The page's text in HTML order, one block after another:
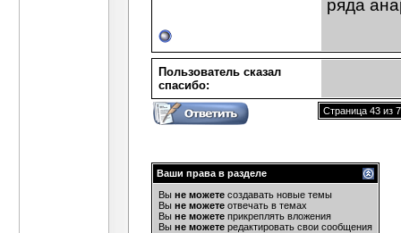
ряда
Пользователь сказал
cпасибо:
Страница 43 из
Ваши права в разделе
Вы не можете создавать новые темы
Вы не можете отвечать в темах
Вы не можете прикреплять вложения
Вы не можете редактировать свои сообщения